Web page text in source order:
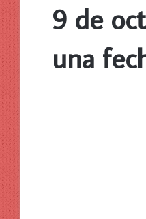
9 de
una